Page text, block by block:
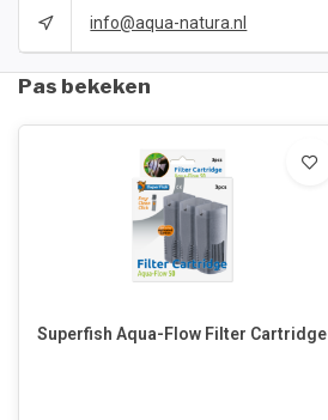
info@aqua-natura.nl
Pas bekeken
Superfish Aqua-Flow Filter Cartridge